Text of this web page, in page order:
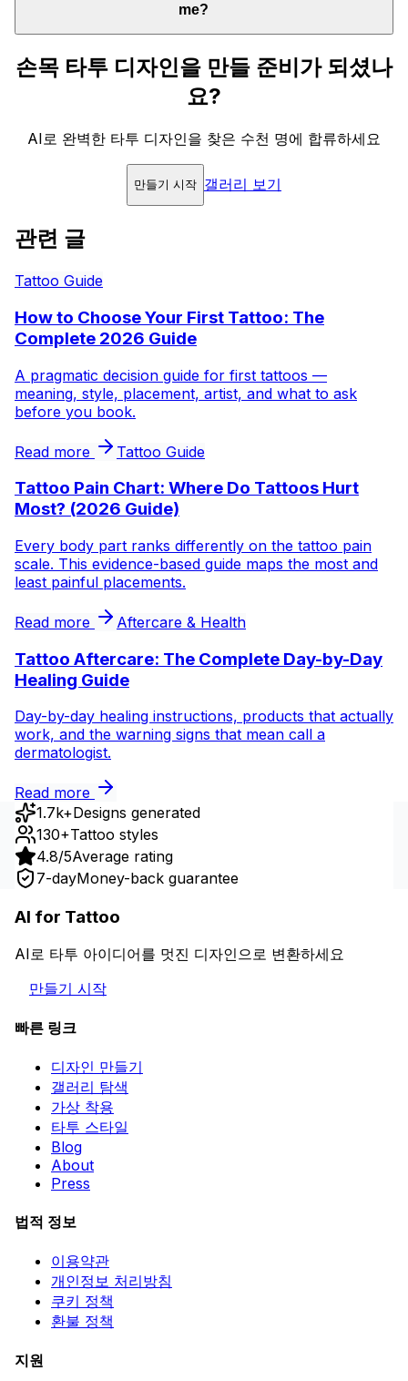
me?
손목 타투 디자인을 만들 준비가 되셨나
요?
AI로 완벽한 타투 디자인을 찾은 수천 명에 합류하세요
만들기 시작 갤러리 보기
관련 글
Tattoo Guide
How to Choose Your First Tattoo: The
Complete 2026 Guide
A pragmatic decision guide for first tattoos —
meaning, style, placement, artist, and what to ask
before you book.
Read more Tattoo Guide
Tattoo Pain Chart: Where Do Tattoos Hurt
Most? (2026 Guide)
Every body part ranks differently on the tattoo pain
scale. This evidence-based guide maps the most and
least painful placements.
Read more Aftercare & Health
Tattoo Aftercare: The Complete Day-by-Day
Healing Guide
Day-by-day healing instructions, products that actually
work, and the warning signs that mean call a
dermatologist.
Read more
1.7k+Designs generated
130+Tattoo styles
4.8/5Average rating
7-dayMoney-back guarantee
AI for Tattoo
AI로 타투 아이디어를 멋진 디자인으로 변환하세요
만들기 시작
빠른 링크
디자인 만들기
갤러리 탐색
가상 착용
타투 스타일
Blog
About
Press
법적 정보
이용약관
개인정보 처리방침
쿠키 정책
환불 정책
지원